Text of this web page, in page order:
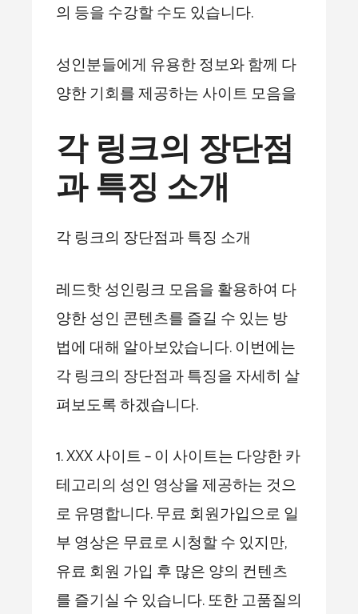
의 등을 수강할 수도 있습니다.
성인분들에게 유용한 정보와 함께 다
양한 기회를 제공하는 사이트 모음을
각 링크의 장단점
과 특징 소개
각 링크의 장단점과 특징 소개
레드핫 성인링크 모음을 활용하여 다
양한 성인 콘텐츠를 즐길 수 있는 방
법에 대해 알아보았습니다. 이번에는
각 링크의 장단점과 특징을 자세히 살
펴보도록 하겠습니다.
1. XXX 사이트 – 이 사이트는 다양한 카
테고리의 성인 영상을 제공하는 것으
로 유명합니다. 무료 회원가입으로 일
부 영상은 무료로 시청할 수 있지만,
유료 회원 가입 후 많은 양의 컨텐츠
를 즐기실 수 있습니다. 또한 고품질의